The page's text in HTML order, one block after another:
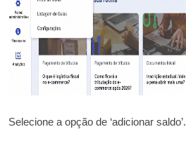
Selecione a opção de ‘adicionar saldo’.